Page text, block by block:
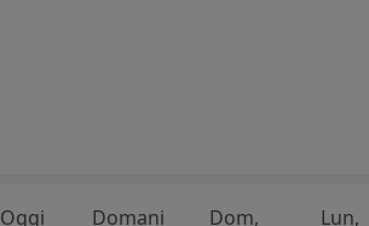
Oggi Domani Dom, Lun,